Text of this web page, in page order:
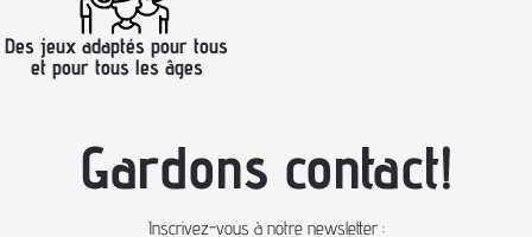
Des jeux adaptés pour tous
et pour tous les âges
Gardons contact!
Inscrivez-vous à notre newsletter :